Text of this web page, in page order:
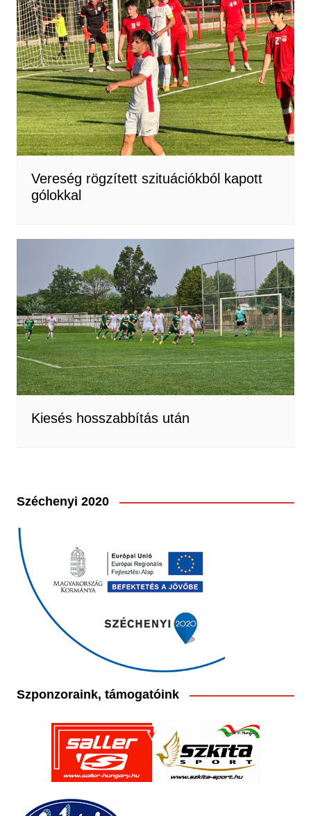
Vereség rögzített szituációkból kapott
gólokkal
Kiesés hosszabbítás után
Széchenyi 2020
Szponzoraink, támogatóink